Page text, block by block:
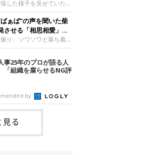
生後2カ月のころに撮影
この日、なっちゃんは家
ゃで遊んでいました。た
たのか、その後は眠り始
るなっちゃん。
てもらい、うれしそうな
郎くん（2026年6月撮
紹介するのは、X（旧
@mika_Jimmyさんの愛
撮影時5才）。こちら
妹さんと一緒に散歩をし
実家から自宅へ帰る途
で待ち合わせ
いコに成長！
した様子を見せていた元
あれから約3年半、苦手
ひとつ克服し、家族に寄
います。お迎え当日、ケ
うにお迎え当日のシルビ
今回紹介する
）ユーザー
さんの愛犬・シルビアち
生後推定2カ月）。飼い
に撮った一枚」として投
ケージの隅で不安そうな
ルビアちゃんの姿が写っ
らは、保護犬だったシル
ぁば”の声を聞いた柴
せる「相思相愛」な
り、ソワソワと落ち着か
その先には、大好きな人
いました。玄関でソワソ
ワソワした様子を見せる
紹介する
）ユーザー
さんが投稿していた
ぽを振っているのは、愛
影時11才／柴犬）です。
ている様子が印象的です
こりする理由がありまし
た、うれしい声ばぁば
事25年のプロが語る人
「組織を腐らせるNG評
by
る